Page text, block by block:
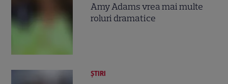
Amy Adams vrea mai multe
roluri dramatice
ȘTIRI